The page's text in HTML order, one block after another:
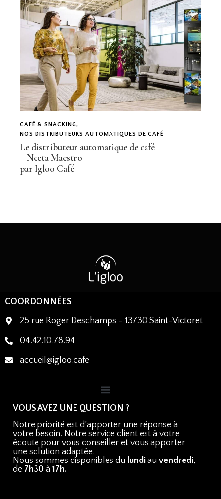
CAFÉ & SNACKING,
NOS DISTRIBUTEURS AUTOMATIQUES DE CAFÉ
Le distributeur automatique de café
– Necta Maestro
par Igloo Café
COORDONNÉES
25 rue Roger Deschamps - 13730 Saint-Victoret
04.42.10.78.94
accueil@igloo.cafe
VOUS AVEZ UNE QUESTION ?
Notre priorité est d’apporter une réponse à
votre besoin. Notre service client est à votre
écoute pour vous conseiller et vous apporter
une solution adaptée.
Nous sommes disponibles du lundiau vendredi,
de 7h30à 17h.